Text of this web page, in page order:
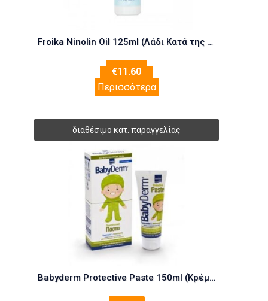
Froika Ninolin Oil 125ml (Λάδι Κατά της Νινίδας)
€11.60
Περισσότερα
Babyderm Protective Paste 150ml (Κρέμα Αλλαγής Πάνας)